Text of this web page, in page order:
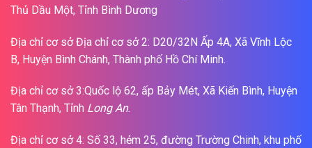
Thủ Dầu Một, Tỉnh Bình Dương
Địa chỉ cơ sở Địa chỉ cơ sở 2: D20/32N Ấp 4A, Xã Vĩnh Lộc
B, Huyện Bình Chánh, Thành phố Hồ Chí Minh.
Địa chỉ cơ sở 3:Quốc lộ 62, ấp Bảy Mét, Xã Kiến Bình, Huyện
Tân Thạnh, Tỉnh Long An.
Địa chỉ cơ sở 4: Số 33, hẻm 25, đường Trường Chinh, khu phố